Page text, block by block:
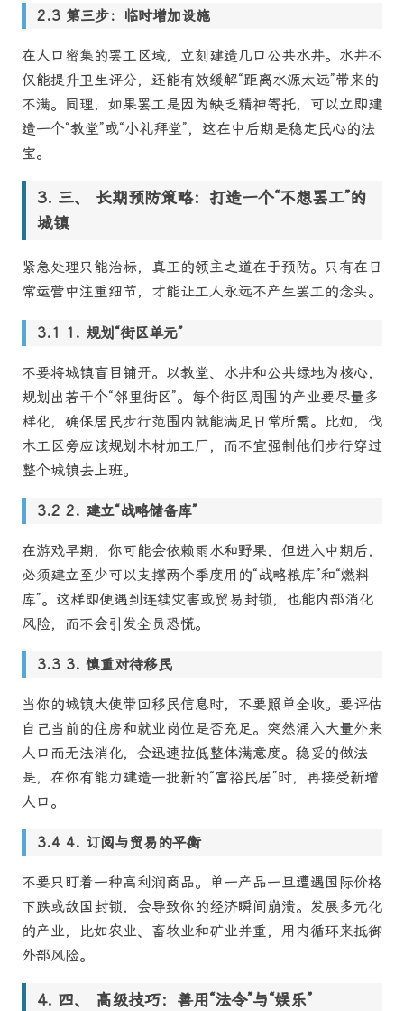
第三步：临时增加设施
在人口密集的罢工区域，立刻建造几口公共水井。水井不
仅能提升卫生评分，还能有效缓解“距离水源太远”带来的
不满。同理，如果罢工是因为缺乏精神寄托，可以立即建
造一个“教堂”或“小礼拜堂”，这在中后期是稳定民心的法
宝。
三、 长期预防策略：打造一个“不想罢工”的
城镇
紧急处理只能治标，真正的领主之道在于预防。只有在日
常运营中注重细节，才能让工人永远不产生罢工的念头。
1. 规划“街区单元”
不要将城镇盲目铺开。以教堂、水井和公共绿地为核心，
规划出若干个“邻里街区”。每个街区周围的产业要尽量多
样化，确保居民步行范围内就能满足日常所需。比如，伐
木工区旁应该规划木材加工厂，而不宜强制他们步行穿过
整个城镇去上班。
2. 建立“战略储备库”
在游戏早期，你可能会依赖雨水和野果，但进入中期后，
必须建立至少可以支撑两个季度用的“战略粮库”和“燃料
库”。这样即便遇到连续灾害或贸易封锁，也能内部消化
风险，而不会引发全员恐慌。
3. 慎重对待移民
当你的城镇大使带回移民信息时，不要照单全收。要评估
自己当前的住房和就业岗位是否充足。突然涌入大量外来
人口而无法消化，会迅速拉低整体满意度。稳妥的做法
是，在你有能力建造一批新的“富裕民居”时，再接受新增
人口。
4. 订阅与贸易的平衡
不要只盯着一种高利润商品。单一产品一旦遭遇国际价格
下跌或敌国封锁，会导致你的经济瞬间崩溃。发展多元化
的产业，比如农业、畜牧业和矿业并重，用内循环来抵御
外部风险。
四、 高级技巧：善用“法令”与“娱乐”